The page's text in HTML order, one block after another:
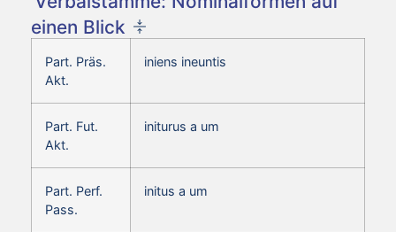
einen Blick
Part. Präs.
Akt.
iniens ineuntis
Part. Fut.
Akt.
initurus a um
Part. Perf.
Pass.
initus a um